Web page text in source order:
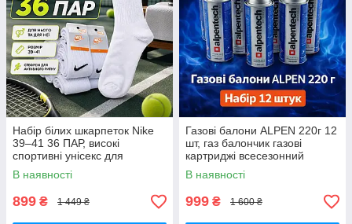
Набір білих шкарпеток Nike
39–41 36 ПАР, високі
спортивні унісекс для
щоденного використання
В наявності
899 ₴ 1 449 ₴
Газові балони ALPEN 220г 12
шт, газ балончик газові
картриджі всесезонний
пропан-бутан для
портативних плит, пальників
та кемпінгу
В наявності
999 ₴ 1 600 ₴